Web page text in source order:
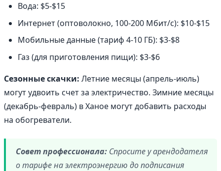
Вода: $5-$15
Интернет (оптоволокно, 100-200 Мбит/с): $10-$15
Мобильные данные (тариф 4-10 ГБ): $3-$8
Газ (для приготовления пищи): $3-$6
Сезонные скачки: Летние месяцы (апрель-июль)
могут удвоить счет за электричество. Зимние месяцы
(декабрь-февраль) в Ханое могут добавить расходы
на обогреватели.
Совет профессионала: Спросите у арендодателя
о тарифе на электроэнергию до подписания